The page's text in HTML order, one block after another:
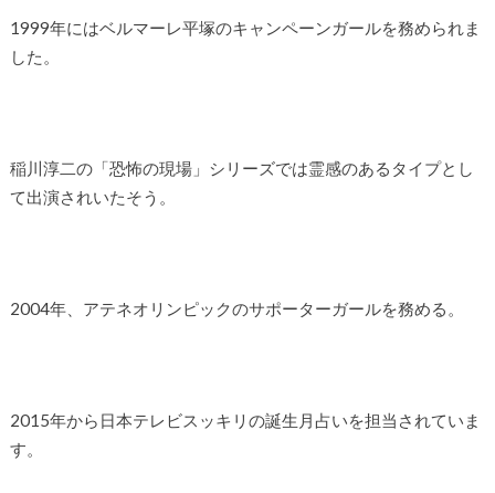
1999年にはベルマーレ平塚のキャンペーンガールを務められま
した。
稲川淳二の「恐怖の現場」シリーズでは霊感のあるタイプとし
て出演されいたそう。
2004年、アテネオリンピックのサポーターガールを務める。
2015年から日本テレビスッキリの誕生月占いを担当されていま
す。